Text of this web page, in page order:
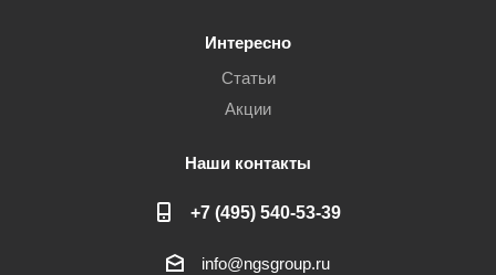
Интересно
Статьи
Акции
Наши контакты
+7 (495) 540-53-39
info@ngsgroup.ru